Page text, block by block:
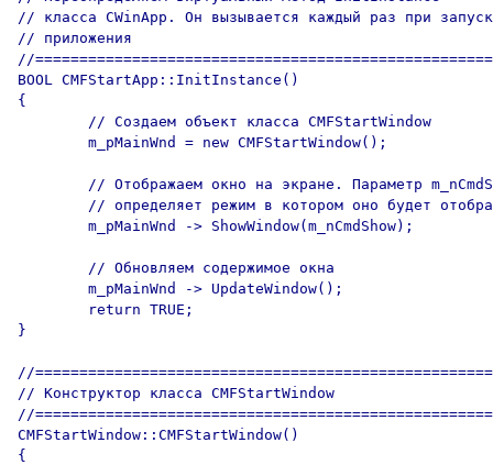
// класса CWinApp. Он вызывается каждый раз при
// приложения
//
BOOL CMFStartApp::InitInstance()
{
}
//
// Конструктор класса CMFStartWindow
//
CMFStartWindow::CMFStartWindow()
{